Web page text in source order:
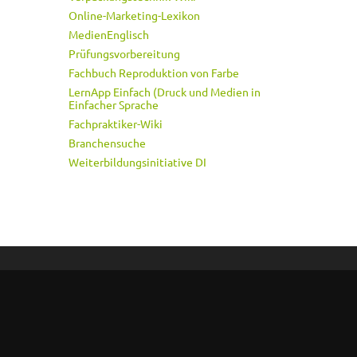
Online-Marketing-Lexikon
MedienEnglisch
Prüfungsvorbereitung
Fachbuch Reproduktion von Farbe
LernApp Einfach (Druck und Medien in
Einfacher Sprache
Fachpraktiker-Wiki
Branchensuche
Weiterbildungsinitiative DI